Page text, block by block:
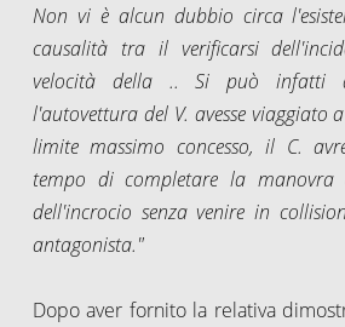
Non vi è alcun dubbio circa
causalità tra il verificarsi
velocità della .. Si può infatti
l'autovettura del V. avesse viaggiato
limite massimo concesso, il C.
tempo di completare la manovra
dell'incrocio senza venire in
antagonista."
Dopo aver fornito la relativa